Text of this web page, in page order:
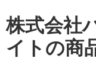
株式会社
イトの商